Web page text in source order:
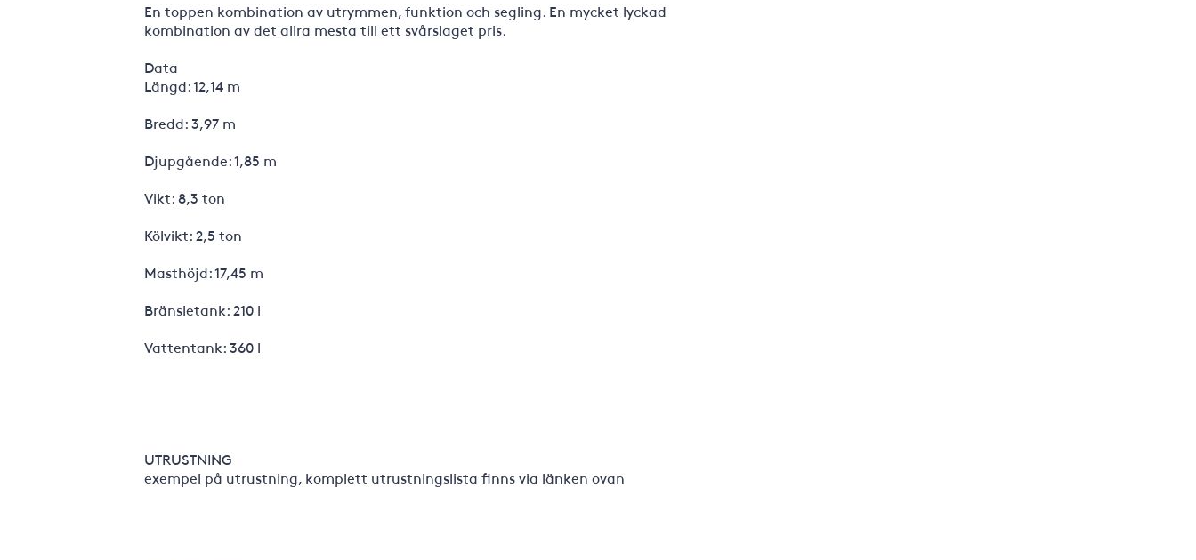
En toppen kombination av utrymmen, funktion och segling. En mycket lyckad
kombination av det allra mesta till ett svårslaget pris.
Data
Längd: 12,14 m
Bredd: 3,97 m
Djupgående: 1,85 m
Vikt: 8,3 ton
Kölvikt: 2,5 ton
Masthöjd: 17,45 m
Bränsletank: 210 l
Vattentank: 360 l
UTRUSTNING
exempel på utrustning, komplett utrustningslista finns via länken ovan